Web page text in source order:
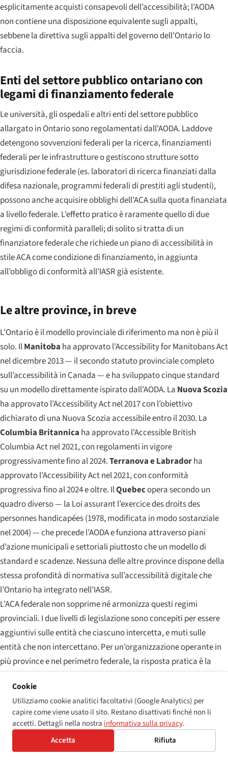
esplicitamente acquisti consapevoli dell’accessibilità; l’AODA
non contiene una disposizione equivalente sugli appalti,
sebbene la direttiva sugli appalti del governo dell’Ontario lo
faccia.
Enti del settore pubblico ontariano con
legami di finanziamento federale
Le università, gli ospedali e altri enti del settore pubblico
allargato in Ontario sono regolamentati dall’AODA. Laddove
detengono sovvenzioni federali per la ricerca, finanziamenti
federali per le infrastrutture o gestiscono strutture sotto
giurisdizione federale (es. laboratori di ricerca finanziati dalla
difesa nazionale, programmi federali di prestiti agli studenti),
possono anche acquisire obblighi dell’ACA sulla quota finanziata
a livello federale. L’effetto pratico è raramente quello di due
regimi di conformità paralleli; di solito si tratta di un
finanziatore federale che richiede un piano di accessibilità in
stile ACA come condizione di finanziamento, in aggiunta
all’obbligo di conformità all’IASR già esistente.
Le altre province, in breve
L’Ontario è il modello provinciale di riferimento ma non è più il
solo. IlManitoba ha approvato l’Accessibility for Manitobans Act
nel dicembre 2013 — il secondo statuto provinciale completo
sull’accessibilità in Canada — e ha sviluppato cinque standard
su un modello direttamente ispirato dall’AODA. La Nuova Scozia
ha approvato l’Accessibility Act nel 2017 con l’obiettivo
dichiarato di una Nuova Scozia accessibile entro il 2030. La
Columbia Britannica ha approvato l’Accessible British
Columbia Act nel 2021, con regolamenti in vigore
progressivamente fino al 2024.Terranova e Labradorha
approvato l’Accessibility Act nel 2021, con conformità
progressiva fino al 2024 e oltre. IlQuebecopera secondo un
quadro diverso — la Loi assurant l’exercice des droits des
personnes handicapées (1978, modificata in modo sostanziale
nel 2004) — che precede l’AODA e funziona attraverso piani
d’azione municipali e settoriali piuttosto che un modello di
standard e scadenze. Nessuna delle altre province dispone della
stessa profondità di normativa sull’accessibilità digitale che
l’Ontario ha integrato nell’IASR.
L’ACA federale non sopprime né armonizza questi regimi
provinciali. I due livelli di legislazione sono concepiti per essere
aggiuntivi sulle entità che ciascuno intercetta, e muti sulle
entità che non intercettano. Per un’organizzazione operante in
più province e nel perimetro federale, la risposta pratica è la
federale in Ontario: costruire un unico programma di
accessibilità al più alto standard su ciascuna dimensione,
depositare i molteplici rapporti richiesti a fronte di esso e
trattare le differenze come documentazione piuttosto che come
onere di conformità sostanziale.
Cookie
Utilizziamo cookie analitici facoltativi (Google Analytics) per
capire come viene usato il sito. Restano disattivati finché non li
accetti. Dettagli nella nostra informativa sulla privacy.
Accetta
Rifiuta